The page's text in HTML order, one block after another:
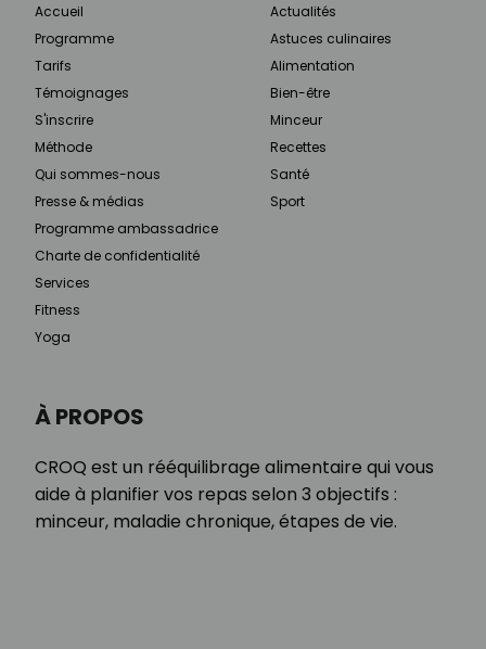
À PROPOS
CROQ est un rééquilibrage alimentaire qui vous
aide à planifier vos repas selon 3 objectifs :
minceur, maladie chronique, étapes de vie.
Accueil
Programme
Tarifs
Témoignages
S'inscrire
Méthode
Qui sommes-nous
Presse & médias
Programme ambassadrice
Charte de confidentialité
Services
Fitness
Yoga
Actualités
Astuces culinaires
Alimentation
Bien-être
Minceur
Recettes
Santé
Sport